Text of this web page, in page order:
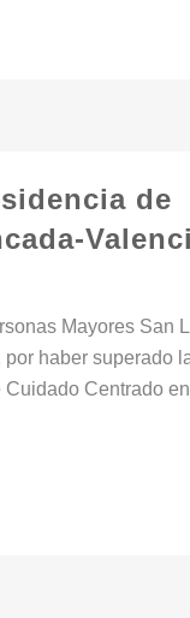
de
Mayores San
haber superado
Centrado